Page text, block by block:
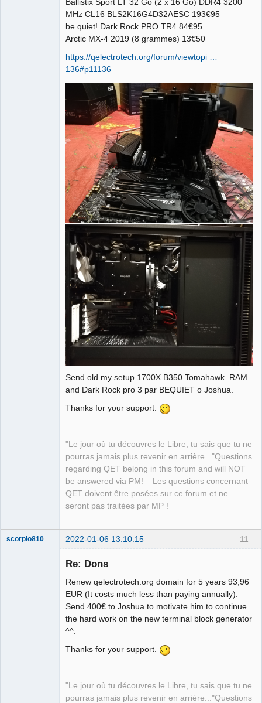
MHz CL16 BLS2K16G4D32AESC 193€95
be quiet! Dark Rock PRO TR4 84€95
Arctic MX-4 2019 (8 grammes) 13€50
https://qelectrotech.org/forum/viewtopi …
136#p11136
Send old my setup 1700X B350 Tomahawk RAM
and Dark Rock pro 3 par BEQUIET o Joshua.
Thanks for your support.
"Le jour où tu découvres le Libre, tu sais que tu ne
pourras jamais plus revenir en arrière..."Questions
regarding QET belong in this forum and will NOT
be answered via PM! – Les questions concernant
QET doivent être posées sur ce forum et ne
seront pas traitées par MP !
11
scorpio810 2022-01-06 13:10:15
Re: Dons
Renew qelectrotech.org domain for 5 years 93,96
EUR (It costs much less than paying annually).
Send 400€ to Joshua to motivate him to continue
the hard work on the new terminal block generator
^^.
Thanks for your support.
"Le jour où tu découvres le Libre, tu sais que tu ne
pourras jamais plus revenir en arrière..."Questions